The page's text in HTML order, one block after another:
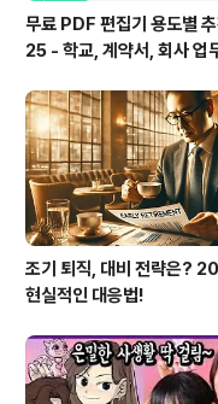
무료 PDF 편집기 용도별
25 - 학교, 계약서, 회사 업
조기 퇴직, 대비 전략은?
현실적인 대응법!